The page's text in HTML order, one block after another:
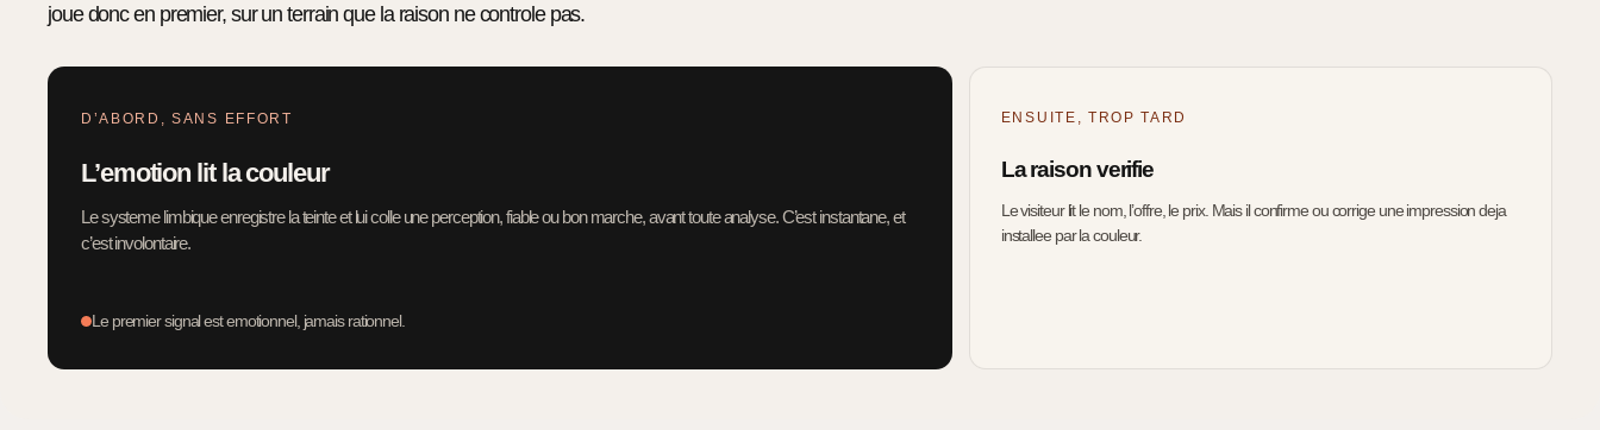
joue donc en premier, sur un terrain que la raison ne controle pas.
D’ABORD, SANS EFFORT
L’emotion lit la couleur
Le systeme limbique enregistre la teinte et lui colle une perception, fiable ou bon marche, avant toute analyse. C’est instantane, et
c’est involontaire.
Le premier signal est emotionnel, jamais rationnel.
ENSUITE, TROP TARD
La raison verifie
Le visiteur lit le nom, l’offre, le prix. Mais il confirme ou corrige une impression deja
installee par la couleur.